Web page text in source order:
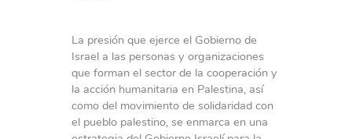
La presión que ejerce el Gobierno de
Israel a las personas y organizaciones
que forman el sector de la cooperación y
la acción humanitaria en Palestina, así
como del movimiento de solidaridad con
el pueblo palestino, se enmarca en una